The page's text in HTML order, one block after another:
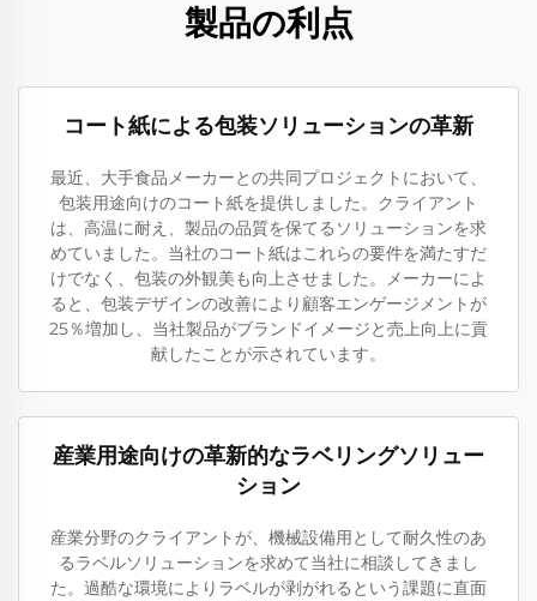
製品の利点
コート紙による包装ソリューションの革新
最近、大手食品メーカーとの共同プロジェクトにおいて、
包装用途向けのコート紙を提供しました。クライアント
は、高温に耐え、製品の品質を保てるソリューションを求
めていました。当社のコート紙はこれらの要件を満たすだ
けでなく、包装の外観美も向上させました。メーカーによ
ると、包装デザインの改善により顧客エンゲージメントが
25％増加し、当社製品がブランドイメージと売上向上に貢
献したことが示されています。
産業用途向けの革新的なラベリングソリュー
ション
産業分野のクライアントが、機械設備用として耐久性のあ
るラベルソリューションを求めて当社に相談してきまし
た。過酷な環境によりラベルが剥がれるという課題に直面